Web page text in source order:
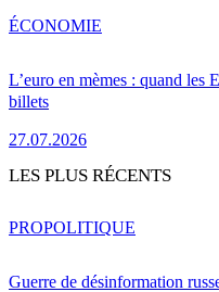
L’euro en mèmes : quand les
billets
27.07.2026
ÉCONOMIE
LES PLUS RÉCENTS
Guerre de désinformation
PROPOLITIQUE